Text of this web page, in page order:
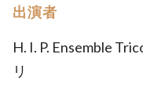
出演者
H. I. P. Ensemble
リ